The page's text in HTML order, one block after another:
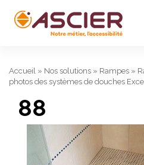
Accueil » Nos solutions » Rampes »
photos des systèmes de douches
88